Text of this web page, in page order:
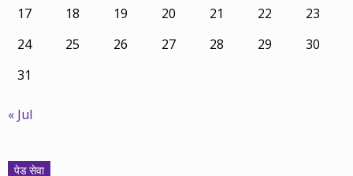
17
18 19 20 21 22
23
24
25 26 27 28 29
30
31
« Jul
पेड सेवा